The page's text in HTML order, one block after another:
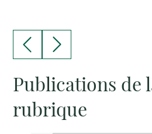
Publications de
rubrique